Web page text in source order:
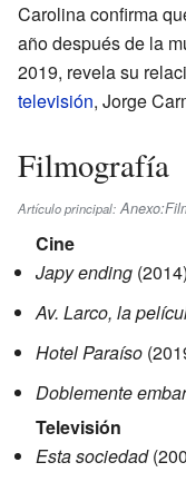
Carolina confirma
año después de la
2019, revela su
televisión, Jorge
Filmografía
Artículo principal:
Cine
Japy ending (2014)
Av. Larco, la
Hotel Paraíso
Doblemente
Televisión
Esta sociedad